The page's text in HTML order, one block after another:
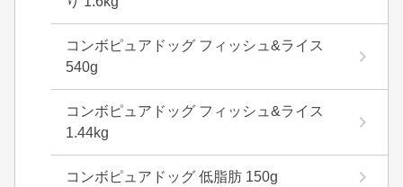
コンボピュアドッグ フィッシュ&ライス
540g
コンボピュアドッグ フィッシュ&ライス
1.44kg
コンボピュアドッグ 低脂肪 150g